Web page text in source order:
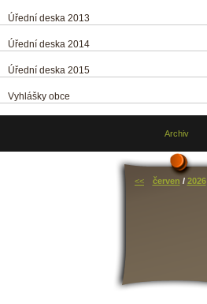
Úřední deska 2013
Úřední deska 2014
Úřední deska 2015
Vyhlášky obce
Archiv
<< červen / 2026